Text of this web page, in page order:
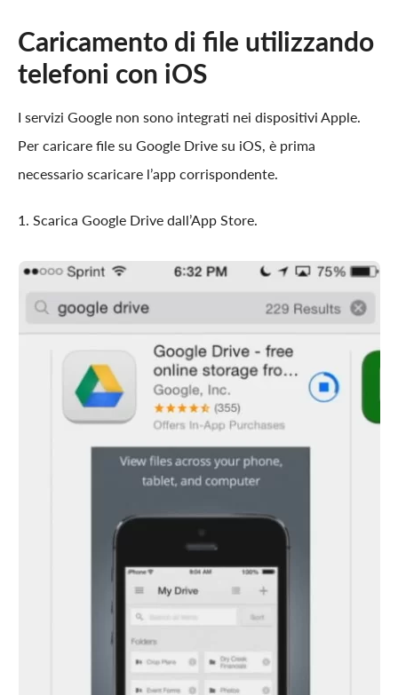
Caricamento di file utilizzando
telefoni con iOS
I servizi Google non sono integrati nei dispositivi Apple.
Per caricare file su Google Drive su iOS, è prima
necessario scaricare l’app corrispondente.
1. Scarica Google Drive dall’App Store.